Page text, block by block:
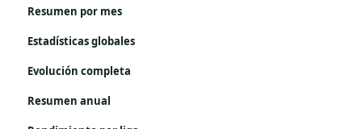
Resumen por mes
Estadísticas globales
Evolución completa
Resumen anual